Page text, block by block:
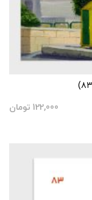
122,000 تومان